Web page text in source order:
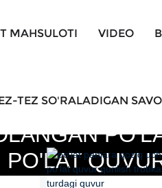
MAHSULOTI VIDEO
TEZ SO'RALADIGAN